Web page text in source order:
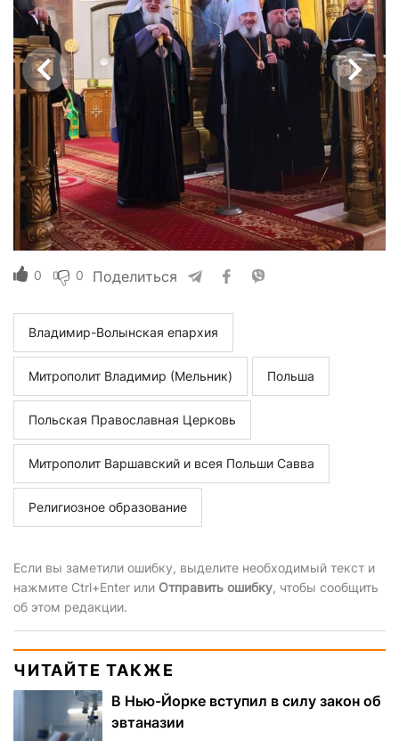
0 0 Поделиться
Владимир-Волынская епархия
Митрополит Владимир (Мельник) Польша
Польская Православная Церковь
Митрополит Варшавский и всея Польши Савва
Религиозное образование
Если вы заметили ошибку, выделите необходимый текст и
нажмите Ctrl+Enter или Отправить ошибку, чтобы сообщить
об этом редакции.
ЧИТАЙТЕ ТАКЖЕ
В Нью-Йорке вступил в силу закон об
эвтаназии